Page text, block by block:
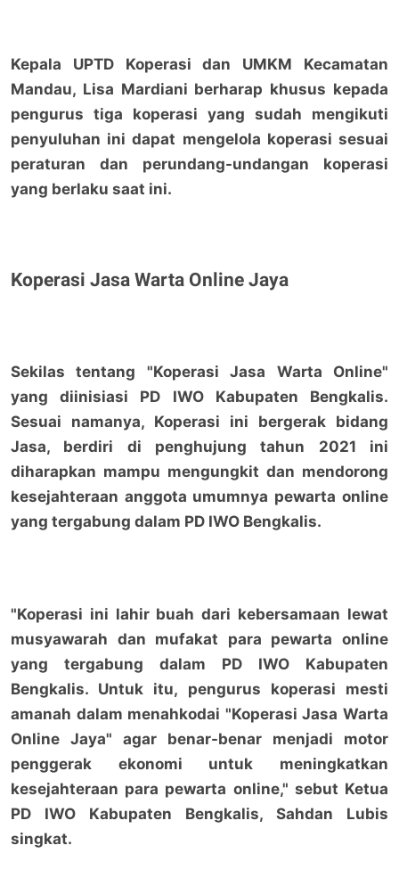
Kepala UPTD Koperasi dan UMKM Kecamatan
Mandau, Lisa Mardiani berharap khusus kepada
pengurus tiga koperasi yang sudah mengikuti
penyuluhan ini dapat mengelola koperasi sesuai
peraturan dan perundang-undangan koperasi
yang berlaku saat ini.
Koperasi Jasa Warta Online Jaya
Sekilas tentang "Koperasi Jasa Warta Online"
yang diinisiasi PD IWO Kabupaten Bengkalis.
Sesuai namanya, Koperasi ini bergerak bidang
Jasa, berdiri di penghujung tahun 2021 ini
diharapkan mampu mengungkit dan mendorong
kesejahteraan anggota umumnya pewarta online
yang tergabung dalam PD IWO Bengkalis.
"Koperasi ini lahir buah dari kebersamaan lewat
musyawarah dan mufakat para pewarta online
yang tergabung dalam PD IWO Kabupaten
Bengkalis. Untuk itu, pengurus koperasi mesti
amanah dalam menahkodai "Koperasi Jasa Warta
Online Jaya" agar benar-benar menjadi motor
penggerak ekonomi untuk meningkatkan
kesejahteraan para pewarta online," sebut Ketua
PD IWO Kabupaten Bengkalis, Sahdan Lubis
singkat.